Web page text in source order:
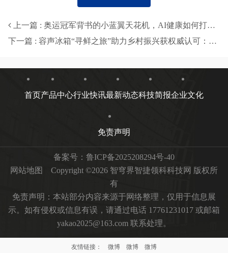
上一篇 : 奥运冠军背书的小蓝翼天花机，AI健康如何打造舒适生活？
下一篇 : 容声冰箱“寻鲜之旅”助力乡村振兴获权威认可：助农实践成可持续发展典范
首页产品中心行业快讯最新动态科技简报企业文化
免责声明
备案号： 鲁ICP备2025208294号-40
网站地图
Copyright ©2026 智穹界智捷领科科技网 版权所
有
免责声明：本站部分内容来源于网络整理，仅用于信息展
示。如有侵权或信息有误，请通过电话 17761231017 或邮箱
yakao2025@163.com 联系处理。
友情链接： 微博 微博 微博